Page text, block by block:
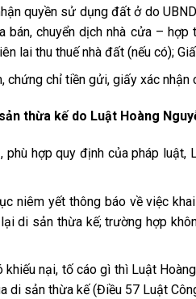
quyền sử dụng đất ở do
bán, chuyển dịch nhà cửa –
lai thu thuế nhà đất (nếu có);
chứng chỉ tiền gửi, giấy xác
thừa kế do Luật Hoàng
hợp quy định của pháp
niêm yết thông báo về việc
di sản thừa kế; trường hợp
khiếu nại, tố cáo gì thì Luật
di sản thừa kế (Điều 57 Luật